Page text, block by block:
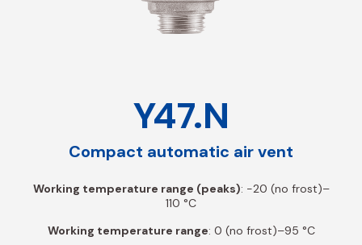
Y47.N
Compact automatic air vent
Working temperature range (peaks): -20 (no frost)–
110 °C
Working temperature range: 0 (no frost)–95 °C